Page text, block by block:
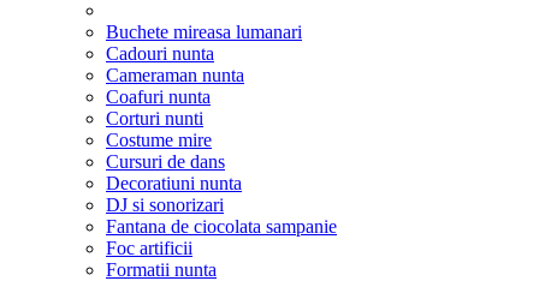
Buchete mireasa lumanari
Cadouri nunta
Cameraman nunta
Coafuri nunta
Corturi nunti
Costume mire
Cursuri de dans
Decoratiuni nunta
DJ si sonorizari
Fantana de ciocolata sampanie
Foc artificii
Formatii nunta